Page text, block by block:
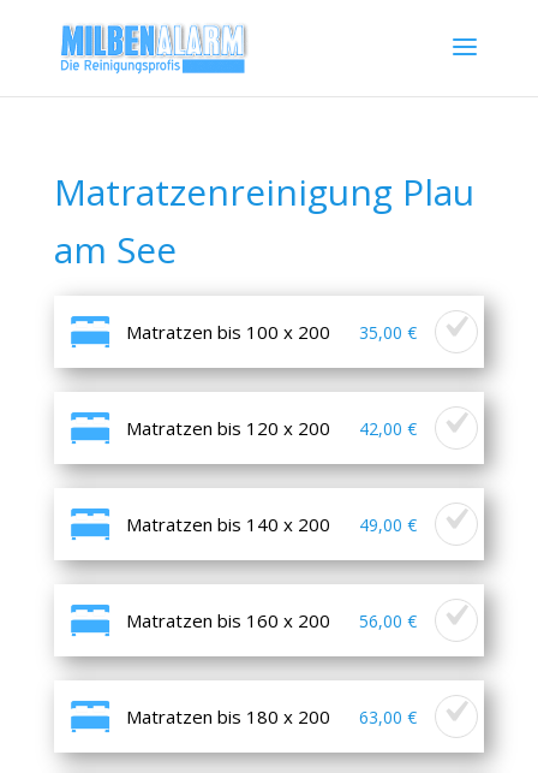
Matratzenreinigung Plau
am See
Matratzen bis 100 x 200 35,00 €
Matratzen bis 120 x 200 42,00 €
Matratzen bis 140 x 200 49,00 €
Matratzen bis 160 x 200 56,00 €
Matratzen bis 180 x 200 63,00 €